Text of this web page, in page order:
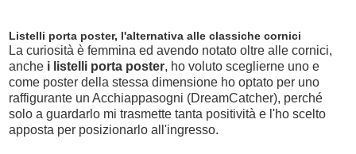
Listelli porta poster, l'alternativa alle classiche cornici
La curiosità è femmina ed avendo notato oltre alle cornici,
anche i listelli porta poster, ho voluto sceglierne uno e
come poster della stessa dimensione ho optato per uno
raffigurante un Acchiappasogni (DreamCatcher), perché
solo a guardarlo mi trasmette tanta positività e l'ho scelto
apposta per posizionarlo all'ingresso.